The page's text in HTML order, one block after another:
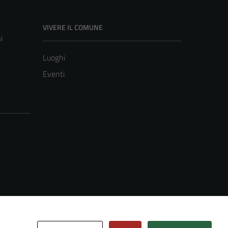
VIVERE IL COMUNE
Luoghi
Eventi